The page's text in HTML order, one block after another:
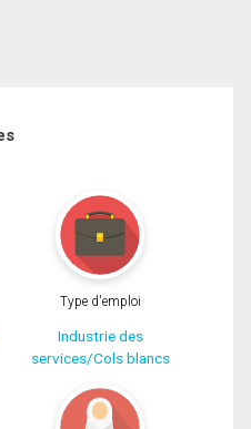
Type d'emploi
Industrie des
services/Cols blancs